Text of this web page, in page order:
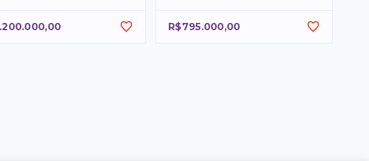
R$795.000,00